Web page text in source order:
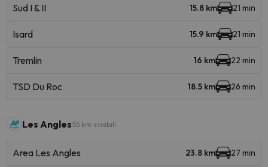
Sud I & II 15.8 km 21 min
Isard 15.9 km 21 min
Tremlin 16 km 22 min
TSD Du Roc 18.5 km 26 min
Les Angles 55 km sciabili
Area Les Angles 23.8 km 27 min